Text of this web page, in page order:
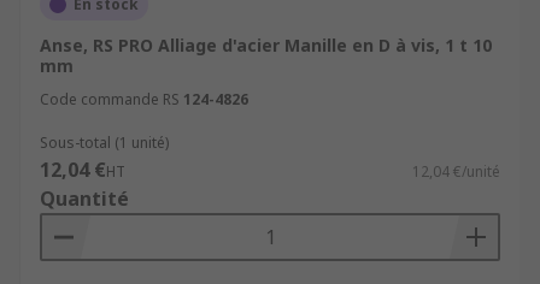
En stock
Anse, RS PRO Alliage d'acier Manille en D à vis, 1 t 10
mm
Code commande RS 124-4826
Sous-total (1 unité)
12,04 €HT 12,04 €/unité
Quantité